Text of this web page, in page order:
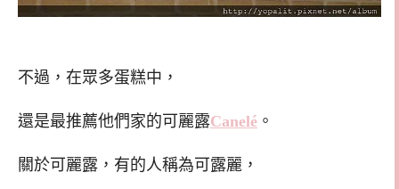
不過，在眾多蛋糕中，
還是最推薦他們家的可麗露Canelé 。
關於可麗露，有的人稱為可露麗，